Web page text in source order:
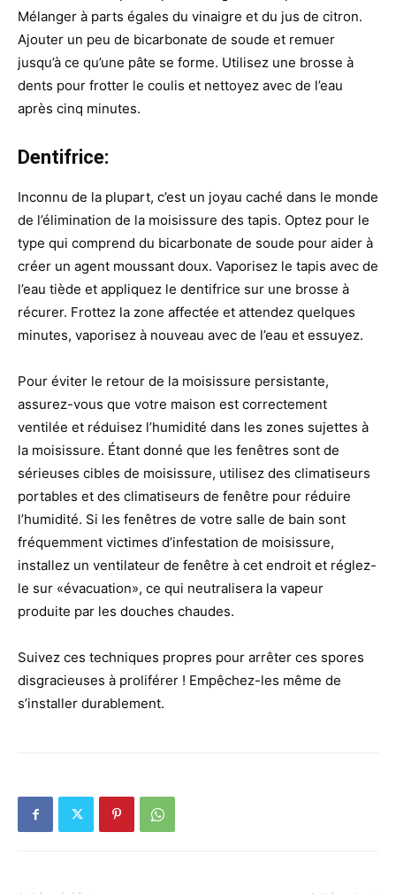
Mélanger à parts égales du vinaigre et du jus de citron.
Ajouter un peu de bicarbonate de soude et remuer
jusqu’à ce qu’une pâte se forme. Utilisez une brosse à
dents pour frotter le coulis et nettoyez avec de l’eau
après cinq minutes.
Dentifrice:
Inconnu de la plupart, c’est un joyau caché dans le monde
de l’élimination de la moisissure des tapis. Optez pour le
type qui comprend du bicarbonate de soude pour aider à
créer un agent moussant doux. Vaporisez le tapis avec de
l’eau tiède et appliquez le dentifrice sur une brosse à
récurer. Frottez la zone affectée et attendez quelques
minutes, vaporisez à nouveau avec de l’eau et essuyez.
Pour éviter le retour de la moisissure persistante,
assurez-vous que votre maison est correctement
ventilée et réduisez l’humidité dans les zones sujettes à
la moisissure. Étant donné que les fenêtres sont de
sérieuses cibles de moisissure, utilisez des climatiseurs
portables et des climatiseurs de fenêtre pour réduire
l’humidité. Si les fenêtres de votre salle de bain sont
fréquemment victimes d’infestation de moisissure,
installez un ventilateur de fenêtre à cet endroit et réglez-
le sur «évacuation», ce qui neutralisera la vapeur
produite par les douches chaudes.
Suivez ces techniques propres pour arrêter ces spores
disgracieuses à proliférer ! Empêchez-les même de
s’installer durablement.